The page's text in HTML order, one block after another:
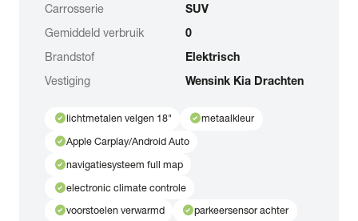
Carrosserie
SUV
Gemiddeld verbruik
0
Brandstof
Elektrisch
Vestiging
Wensink Kia Drachten
check_circlelichtmetalen velgen 18" check_circlemetaalkleur
check_circleApple Carplay/Android Auto
check_circlenavigatiesysteem full map
check_circleelectronic climate controle
check_circlevoorstoelen verwarmd check_circleparkeersensor achter